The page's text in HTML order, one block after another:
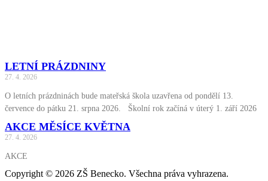
LETNÍ PRÁZDNINY
27. 4. 2026
O letních prázdninách bude mateřská škola uzavřena od pondělí 13.
července do pátku 21. srpna 2026. Školní rok začíná v úterý 1. září 2026
AKCE MĚSÍCE KVĚTNA
27. 4. 2026
AKCE
Copyright © 2026 ZŠ Benecko. Všechna práva vyhrazena.